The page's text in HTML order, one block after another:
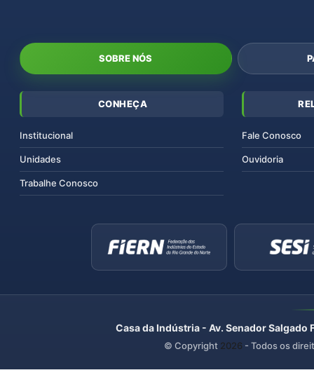
SOBRE NÓS
CONHEÇA
Institucional
Unidades
Trabalhe Conosco
Fale Conosco
Ouvidoria
Casa da Indústria - Av. Senador
© Copyright 2026 - Todos os